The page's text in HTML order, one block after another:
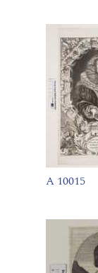
A 10015